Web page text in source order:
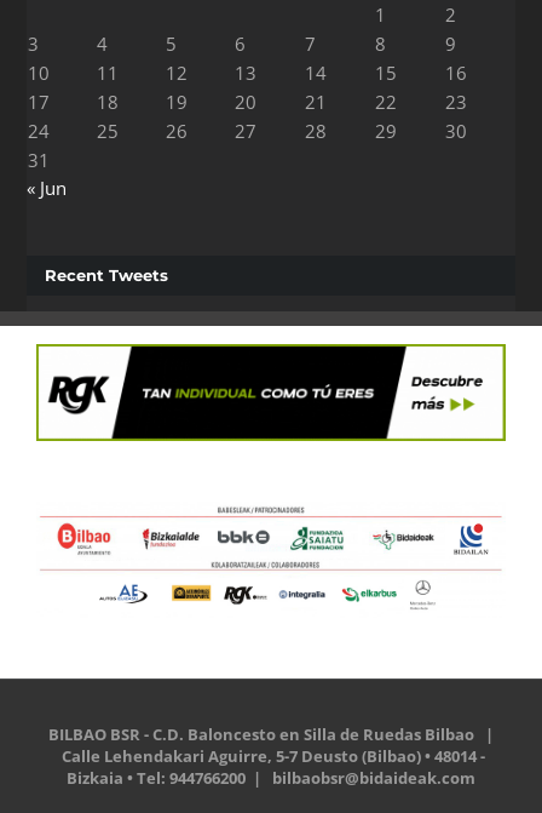
1
2
3
4 5 6 7 8
9
10
11 12 13 14 15
16
17
18 19 20 21 22
23
24
25 26 27 28 29
30
31
« Jun
Recent Tweets
BILBAO BSR - C.D. Baloncesto en Silla de Ruedas Bilbao |
Calle Lehendakari Aguirre, 5-7 Deusto (Bilbao) • 48014 -
Bizkaia • Tel: 944766200 | bilbaobsr@bidaideak.com